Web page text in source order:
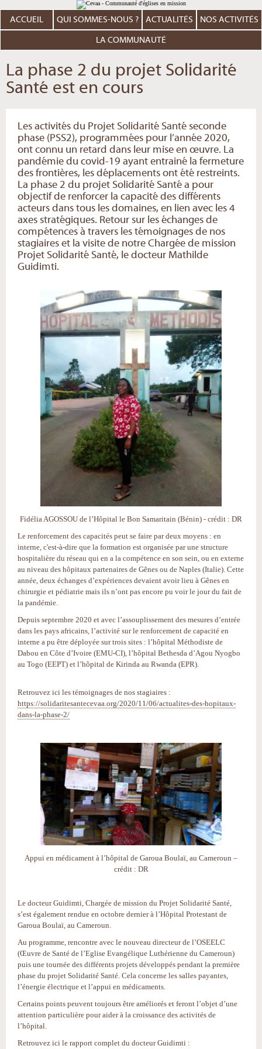
au
contenu.
Aller
personnels
ACCUEIL QUI SOMMES-NOUS ? ACTUALITÉS NOS ACTIVITÉS
LA COMMUNAUTÉ
La phase 2 du projet Solidarité
Santé est en cours
Les activités du Projet Solidarité Santé seconde
phase (PSS2), programmées pour l’année 2020,
ont connu un retard dans leur mise en œuvre. La
pandémie du covid-19 ayant entrainé la fermeture
des frontières, les déplacements ont été restreints.
La phase 2 du projet Solidarité Santé a pour
objectif de renforcer la capacité des différents
acteurs dans tous les domaines, en lien avec les 4
axes stratégiques. Retour sur les échanges de
compétences à travers les témoignages de nos
stagiaires et la visite de notre Chargée de mission
Projet Solidarité Santé, le docteur Mathilde
Guidimti.
Fidélia AGOSSOU de l’Hôpital le Bon Samaritain (Bénin) - crédit : DR
Le renforcement des capacités peut se faire par deux moyens : en
interne, c'est-à-dire que la formation est organisée par une structure
hospitalière du réseau qui en a la compétence en son sein, ou en externe
au niveau des hôpitaux partenaires de Gênes ou de Naples (Italie). Cette
année, deux échanges d’expériences devaient avoir lieu à Gênes en
chirurgie et pédiatrie mais ils n’ont pas encore pu voir le jour du fait de
la pandémie.
Depuis septembre 2020 et avec l’assouplissement des mesures d’entrée
dans les pays africains, l’activité sur le renforcement de capacité en
interne a pu être déployée sur trois sites : l’hôpital Méthodiste de
Dabou en Côte d’Ivoire (EMU-CI), l’hôpital Bethesda d’Agou Nyogbo
au Togo (EEPT) et l’hôpital de Kirinda au Rwanda (EPR).
Retrouvez ici les témoignages de nos stagiaires :
https://solidaritesantecevaa.org/2020/11/06/actualites-des-hopitaux-
dans-la-phase-2/
Appui en médicament à l’hôpital de Garoua Boulaï, au Cameroun –
crédit : DR
Le docteur Guidimti, Chargée de mission du Projet Solidarité Santé,
s’est également rendue en octobre dernier à l’Hôpital Protestant de
Garoua Boulaï, au Cameroun.
Au programme, rencontre avec le nouveau directeur de l’OSEELC
(Œuvre de Santé de l’Eglise Evangélique Luthérienne du Cameroun)
puis une tournée des différents projets développés pendant la première
phase du projet Solidarité Santé. Cela concerne les salles payantes,
l’énergie électrique et l’appui en médicaments.
Certains points peuvent toujours être améliorés et feront l’objet d’une
attention particulière pour aider à la croissance des activités de
l’hôpital.
Retrouvez ici le rapport complet du docteur Guidimti :